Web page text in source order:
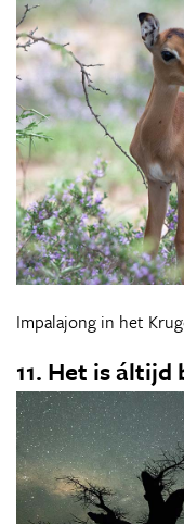
Impalajong in het
11. Het is